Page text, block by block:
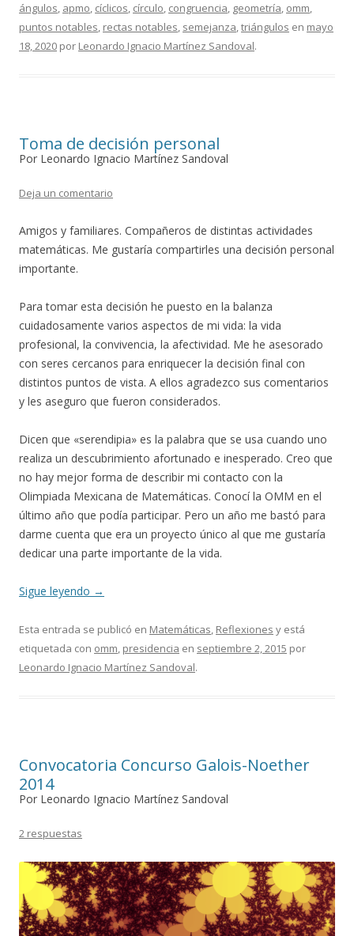
ángulos, apmo, cíclicos, círculo, congruencia, geometría, omm,
puntos notables, rectas notables, semejanza,triángulos en mayo
18, 2020 por Leonardo Ignacio Martínez Sandoval.
Toma de decisión personal
Por Leonardo Ignacio Martínez Sandoval
Deja un comentario
Amigos y familiares. Compañeros de distintas actividades
matemáticas. Me gustaría compartirles una decisión personal
importante.
Para tomar esta decisión he puesto en la balanza
cuidadosamente varios aspectos de mi vida: la vida
profesional, la convivencia, la afectividad. Me he asesorado
con seres cercanos para enriquecer la decisión final con
distintos puntos de vista. A ellos agradezco sus comentarios
y les aseguro que fueron considerados.
Dicen que «serendipia» es la palabra que se usa cuando uno
realiza un descubrimiento afortunado e inesperado. Creo que
no hay mejor forma de describir mi contacto con la
Olimpiada Mexicana de Matemáticas. Conocí la OMM en el
último año que podía participar. Pero un año me bastó para
darme cuenta que era un proyecto único al que me gustaría
dedicar una parte importante de la vida.
Sigue leyendo →
Esta entrada se publicó en Matemáticas, Reflexiones y está
etiquetada con omm, presidencia en septiembre 2, 2015 por
Leonardo Ignacio Martínez Sandoval.
Convocatoria Concurso Galois-Noether
2014
Por Leonardo Ignacio Martínez Sandoval
2 respuestas